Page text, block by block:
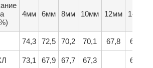
4мм 6мм 8мм 10мм 12мм 14мм
74,3 72,5 70,2 70,1 67,8 67,2
73,1 67,9 67,7 67,3 64,5